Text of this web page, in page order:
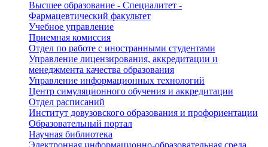
Высшее образование - Специалитет -
Фармацевтический факультет
Учебное управление
Приемная комиссия
Отдел по работе с иностранными студентами
Управление лицензирования, аккредитации и
менеджмента качества образования
Управление информационных технологий
Центр симуляционного обучения и аккредитации
Отдел расписаний
Институт довузовского образования и профориентации
Образовательный портал
Научная библиотека
Электронная информационно-образовательная среда